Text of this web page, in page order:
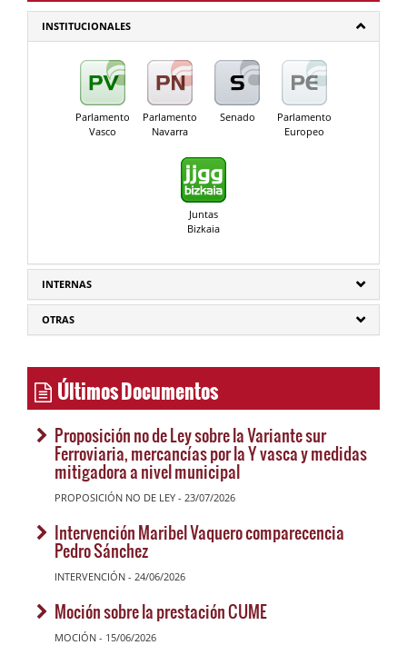
INSTITUCIONALES
Parlamento
Vasco
Parlamento
Navarra
Senado
Parlamento
Europeo
Juntas
Bizkaia
INTERNAS
OTRAS
Últimos Documentos
Proposición no de Ley sobre la Variante sur
Ferroviaria, mercancías por la Y vasca y medidas
mitigadora a nivel municipal
PROPOSICIÓN NO DE LEY - 23/07/2026
Intervención Maribel Vaquero comparecencia
Pedro Sánchez
INTERVENCIÓN - 24/06/2026
Moción sobre la prestación CUME
MOCIÓN - 15/06/2026